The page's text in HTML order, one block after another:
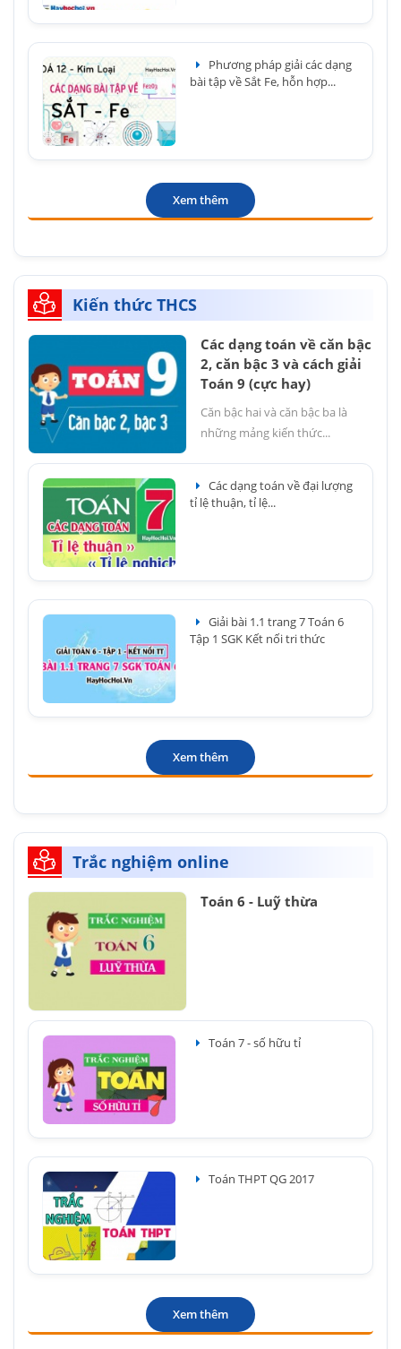
Phương pháp giải các dạng
bài tập về Sắt Fe, hỗn hợp...
Xem thêm
Kiến thức THCS
Các dạng toán về căn bậc
2, căn bậc 3 và cách giải
Toán 9 (cực hay)
Căn bậc hai và căn bậc ba là
những mảng kiến thức...
Các dạng toán về đại lượng
tỉ lệ thuận, tỉ lệ...
Giải bài 1.1 trang 7 Toán 6
Tập 1 SGK Kết nối tri thức
Xem thêm
Trắc nghiệm online
Toán 6 - Luỹ thừa
Toán 7 - số hữu tỉ
Toán THPT QG 2017
Xem thêm